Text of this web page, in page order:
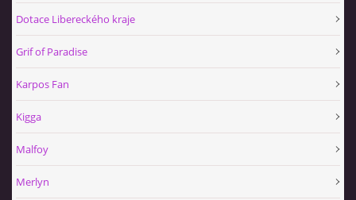
Dotace Libereckého kraje
Grif of Paradise
Karpos Fan
Kigga
Malfoy
Merlyn